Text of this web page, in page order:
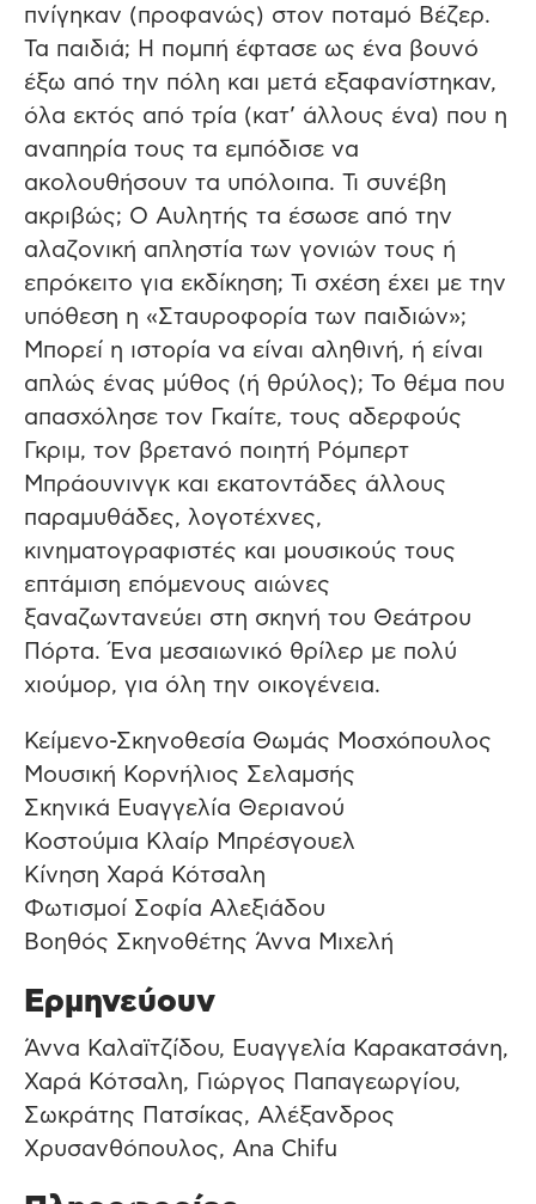
πνίγηκαν (προφανώς) στον ποταμό Βέζερ.
Τα παιδιά; Η πομπή έφτασε ως ένα βουνό
έξω από την πόλη και μετά εξαφανίστηκαν,
όλα εκτός από τρία (κατ’ άλλους ένα) που η
αναπηρία τους τα εμπόδισε να
ακολουθήσουν τα υπόλοιπα. Τι συνέβη
ακριβώς; Ο Αυλητής τα έσωσε από την
αλαζονική απληστία των γονιών τους ή
επρόκειτο για εκδίκηση; Τι σχέση έχει με την
υπόθεση η «Σταυροφορία των παιδιών»;
Μπορεί η ιστορία να είναι αληθινή, ή είναι
απλώς ένας μύθος (ή θρύλος); Το θέμα που
απασχόλησε τον Γκαίτε, τους αδερφούς
Γκριμ, τον βρετανό ποιητή Ρόμπερτ
Μπράουνινγκ και εκατοντάδες άλλους
παραμυθάδες, λογοτέχνες,
κινηματογραφιστές και μουσικούς τους
επτάμιση επόμενους αιώνες
ξαναζωντανεύει στη σκηνή του Θεάτρου
Πόρτα. Ένα μεσαιωνικό θρίλερ με πολύ
χιούμορ, για όλη την οικογένεια.
Κείμενο-Σκηνοθεσία Θωμάς Μοσχόπουλος
Μουσική Κορνήλιος Σελαμσής
Σκηνικά Ευαγγελία Θεριανού
Κοστούμια Κλαίρ Μπρέσγουελ
Kίνηση Χαρά Κότσαλη
Φωτισμοί Σοφία Αλεξιάδου
Βοηθός Σκηνοθέτης Άννα Μιχελή
Ερμηνεύουν
Άννα Καλαϊτζίδου, Ευαγγελία Καρακατσάνη,
Χαρά Κότσαλη, Γιώργος Παπαγεωργίου,
Σωκράτης Πατσίκας, Αλέξανδρος
Χρυσανθόπουλος, Ana Chifu